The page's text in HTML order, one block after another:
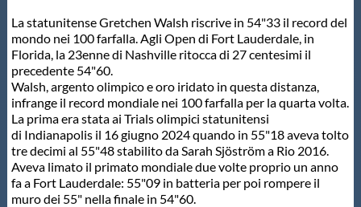
Fondo
Salvamento
Master
Formazione
La statunitense Gretchen Walsh riscrive in 54"33 il record del
mondo nei 100 farfalla. Agli Open di Fort Lauderdale, in
Florida, la 23enne di Nashville ritocca di 27 centesimi il
precedente 54"60.
Walsh, argento olimpico e oro iridato in questa distanza,
infrange il record mondiale nei 100 farfalla per la quarta volta.
La prima era stata ai Trials olimpici statunitensi
di Indianapolis il 16 giugno 2024 quando in 55"18 aveva tolto
tre decimi al 55"48 stabilito da Sarah Sjöström a Rio 2016.
Aveva limato il primato mondiale due volte proprio un anno
fa a Fort Lauderdale: 55"09 in batteria per poi rompere il
muro dei 55" nella finale in 54"60.